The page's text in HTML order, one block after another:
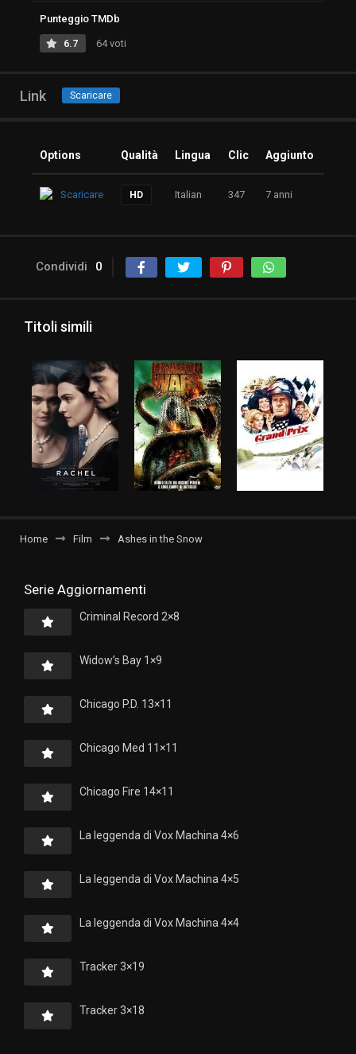
Punteggio TMDb
6.7 64 voti
Link Scaricare
Options Qualità Lingua Clic Aggiunto
Scaricare HD Italian 347 7 anni
Condividi 0
Titoli simili
Home Film Ashes in the Snow
Serie Aggiornamenti
Criminal Record 2×8
Widow’s Bay 1×9
Chicago P.D. 13×11
Chicago Med 11×11
Chicago Fire 14×11
La leggenda di Vox Machina 4×6
La leggenda di Vox Machina 4×5
La leggenda di Vox Machina 4×4
Tracker 3×19
Tracker 3×18